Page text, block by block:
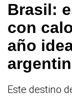
Brasil:
con
año
Este destino